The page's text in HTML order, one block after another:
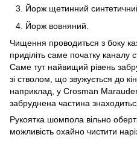
Йорж щетинний
Йорж вовняний.
Чищення проводиться з боку
приділіть саме початку каналу
Саме тут найвищий рівень
зі стволом, що звужується до
наприклад, у Crosman
забруднена частина
Рукоятка шомпола вільно
можливість охайно чистити